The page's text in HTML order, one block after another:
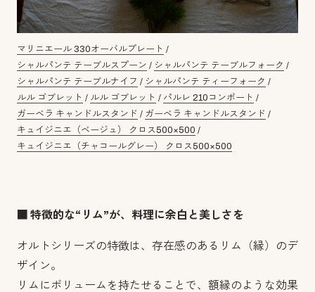
マリニエール 330オーバルプレート /
シャルパンテ テーブルスプーン / シャルパンテ テーブルフォーク /
シャルパンテ テーブルナイフ / シャルパンテ ティーフォーク /
ルル ゴブレット / ルル ゴブレット / パルレ 210コンポート /
ガーベラ キャンドルスタンド / ガーベラ キャンドルスタンド /
キュイジニエ（ベージュ） クロス500×500 /
キュイジニエ（チャコールグレー） クロス500×500
■ 特徴的な“リム”が、料理に余白と美しさを
オルトシリーズの特徴は、存在感のあるリム（縁）のデ
ザイン。
リムにボリュームを持たせることで、額縁のような効果